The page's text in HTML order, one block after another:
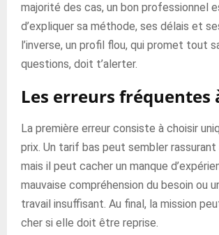
majorité des cas, un bon professionnel
d’expliquer sa méthode, ses délais et
l’inverse, un profil flou, qui promet tout
questions, doit t’alerter.
Les erreurs fréquentes
La première erreur consiste à choisir
prix. Un tarif bas peut sembler rassurant
mais il peut cacher un manque
mauvaise compréhension du besoin ou
travail insuffisant. Au final, la mission
cher si elle doit être reprise.